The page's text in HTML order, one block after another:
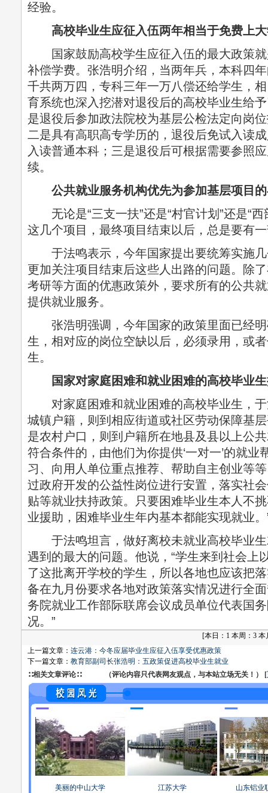
经验。
高校毕业生应征入伍两年相当于免费上
国家鼓励高校学生应征入伍的最大政策就
补偿学费。张浩明介绍，当两年兵，本科四
千共两万四，专科三年一万八偿还给学生，
育系统也深入挖潜对退役后的高校毕业生给
是退役后参加政法院校为基层公检法定向岗
二是具有高职高专学历的，退役后免试入读
入读普通本科；三是退役后可根据需要参照
续。
公共就业服务机构优先为参加基层项目
无论是“三支一扶”还是“村官计划”还是“西
这几个项目，最终项目结束以后，总是要有
于法鸣表示，今年国家提出要统筹实施几
更加关注项目结束后这些人出路的问题。除
考研等方面的优惠政策外，要求所有的公共
提供就业服务。
张浩明强调，今年国家的政策里面已经明
生，相对应的岗位空缺以后，必须录用，或
生。
国家对家庭困难和就业困难的高校毕业生
对家庭困难和就业困难的高校毕业生，于
城镇户籍，则到相应街道或社区劳动保障基
是农村户口，则到户籍所在地县及县以上公
符合条件的，由他们为你提供‘一对一’的就
习、向用人单位重点推荐、帮助自主创业等
过政府开发的公益性岗位进行安置，落实社
贴等就业扶持政策。只要困难毕业生本人不
业援助，困难毕业生年内基本都能实现就业。
于法鸣坦言，做好离校未就业高校毕业生
遇到的最大的问题。他说，“学生来到社会上
了这批离开学校的学生，所以各地也应该把
备在九月份要求各地对政策落实情况进行全
务院就业工作部际联席会议成员单位代表国
况。”
[本日：1 本周：3
上一篇文章： 连云港：今冬应届毕业生应征入伍享受优惠政策
下一篇文章： 教育部副司长张浩明：五政策促进高校毕业生就业
∷相关文章评论∷ （评论内容只代表网友观点，与本站立场无关！） [
美丽的中山大学 江苏大学 山东铝业